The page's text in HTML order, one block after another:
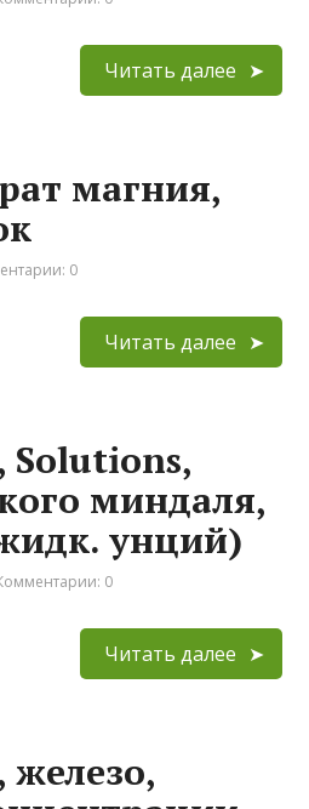
Читать далее
магния,
0
Читать далее
Solutions,
миндаля,
унций)
0
Читать далее
железо,